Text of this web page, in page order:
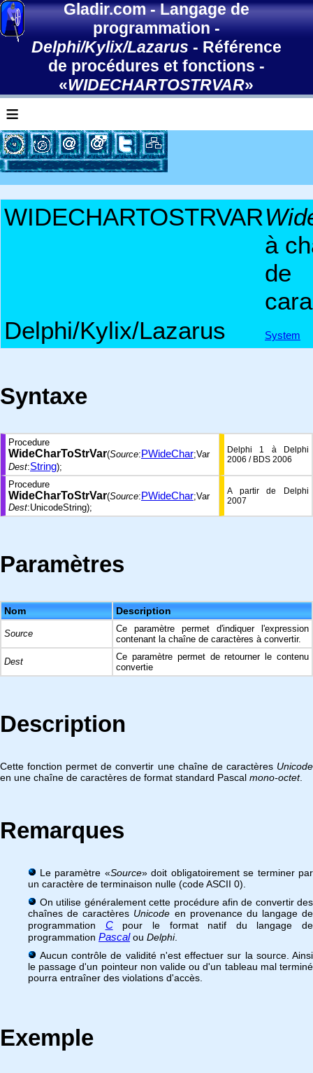
Gladir.com-Langage de
programmation-
Delphi/Kylix/Lazarus - Référence
de procédures et fonctions -
«WIDECHARTOSTRVAR»
≡
WIDECHARTOSTRVAR
à
de
Delphi/Kylix/Lazarus
System
Syntaxe
Procedure
WideCharToStrVar(Source:PWideChar;Var
Dest:String);
Delphi 1 à Delphi
2006 / BDS 2006
Procedure
WideCharToStrVar(Source:PWideChar;Var
Dest:UnicodeString);
A partir de Delphi
2007
Paramètres
Nom Description
Source
Ce paramètre permet d'indiquer l'expression
contenant la chaîne de caractères à convertir.
Dest
Ce paramètre permet de retourner le contenu
convertie
Description
Cette fonction permet de convertir une chaîne de caractères Unicode
en une chaîne de caractères de format standard Pascal mono-octet.
Remarques
Le paramètre «Source» doit obligatoirement se terminer par
un caractère de terminaison nulle (code ASCII 0).
On utilise généralement cette procédure afin de convertir des
chaînes de caractères Unicode en provenance du langage de
programmation Cpour le format natif du langage de
programmation Pascalou Delphi.
Aucun contrôle de validité n'est effectuer sur la source. Ainsi
le passage d'un pointeur non valide ou d'un tableau mal terminé
pourra entraîner des violations d'accès.
Exemple